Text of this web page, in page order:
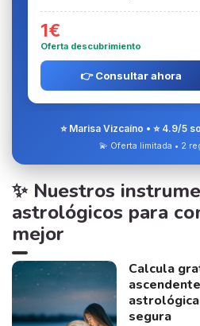
1€
Oferta descubrimiento
👉 Consultar ahora
⭐ Marisa Vizcaíno • ⭐ 4.9/5
💫 Oferta limitada • 2
✨ Nuestros
astrológicos para
mejor
Calcula
segura